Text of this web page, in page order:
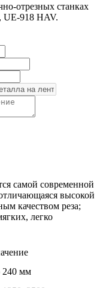
отрезных станках
UE-918 HAV.
самой современной
высокой
качеством реза;
легко
240 мм